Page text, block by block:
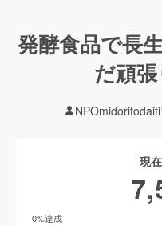
発酵食品で長
だ頑張
NPOmidoritodaiti
現
0%達成